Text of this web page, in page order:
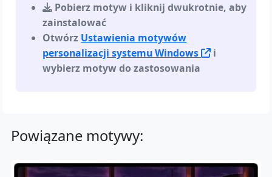
Pobierz motyw i kliknij dwukrotnie, aby
zainstalować
Otwórz Ustawienia motywów
personalizacji systemu Windows
i
wybierz motyw do zastosowania
Powiązane motywy: